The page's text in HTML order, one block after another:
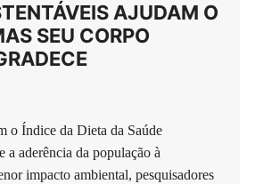
AJUDAM O
SEU CORPO
o Índice da Dieta da Saúde
a aderência da população à
impacto ambiental, pesquisadores